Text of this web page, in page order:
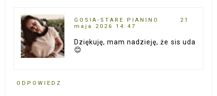
GOSIA-STARE PIANINO
21
maja 2026 14:47
Dziękuję, mam nadzieję, że sis uda
😊
ODPOWIEDZ